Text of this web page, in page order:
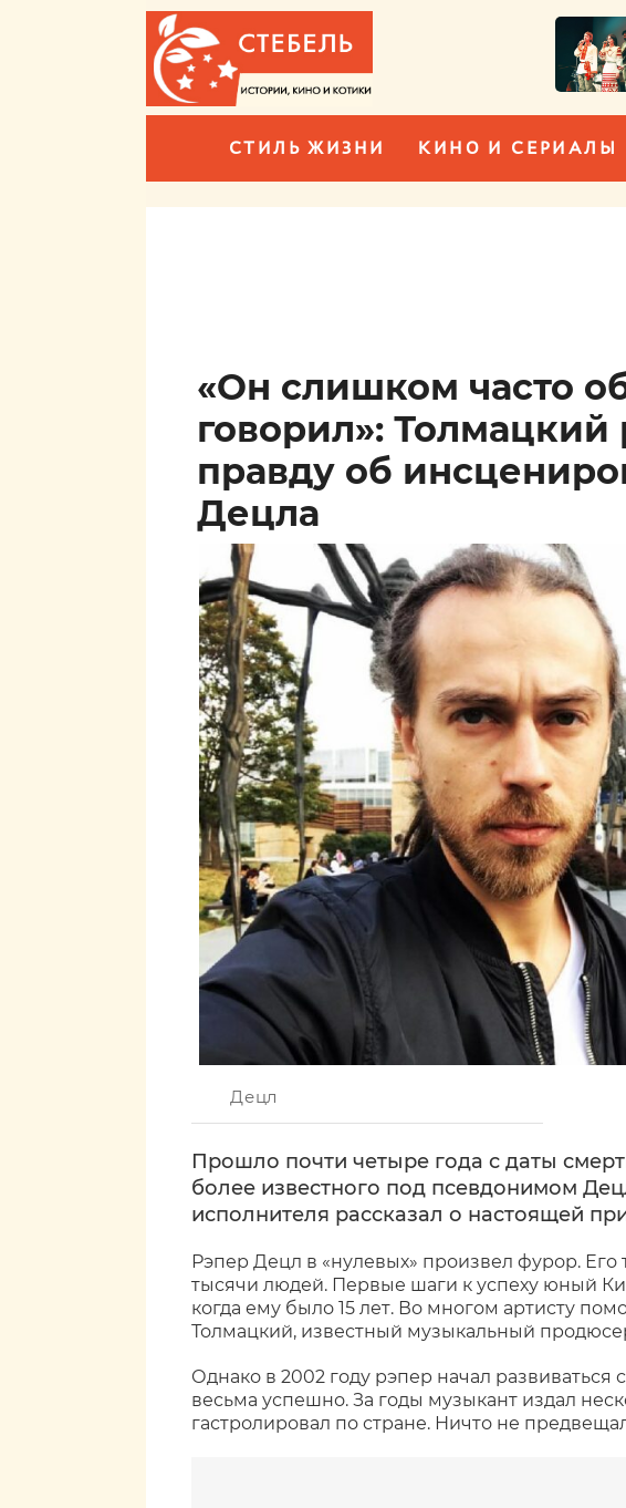
СТИЛЬ ЖИЗНИ КИНО И СЕРИАЛЫ
«Он слишком часто
говорил»: Толмацкий
правду об
Децла
Децл
Прошло почти четыре года с даты
более известного под псевдонимом
исполнителя рассказал о настоящей
Рэпер Децл в «нулевых» произвел фурор.
тысячи людей. Первые шаги к успеху юный
когда ему было 15 лет. Во многом артисту
Толмацкий, известный музыкальный
Однако в 2002 году рэпер начал развиваться
весьма успешно. За годы музыкант издал
гастролировал по стране. Ничто не